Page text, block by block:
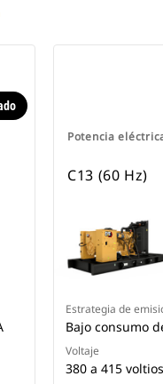
Potencia
C13 (60 Hz)
Estrategia de
Bajo consumo
Voltaje
380 a 415 voltios